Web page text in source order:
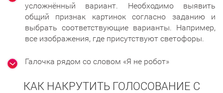
усложнённый вариант. Необходимо выявить
общий признак картинок согласно заданию и
выбрать соответствующие варианты. Например,
все изображения, где присутствуют светофоры.
Галочка рядом со словом «Я не робот»
КАК НАКРУТИТЬ ГОЛОСОВАНИЕ С